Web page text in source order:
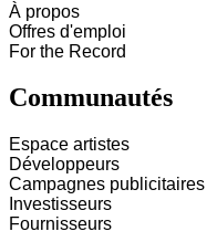
À propos
Offres d'emploi
For the Record
Communautés
Espace artistes
Développeurs
Campagnes publicitaires
Investisseurs
Fournisseurs